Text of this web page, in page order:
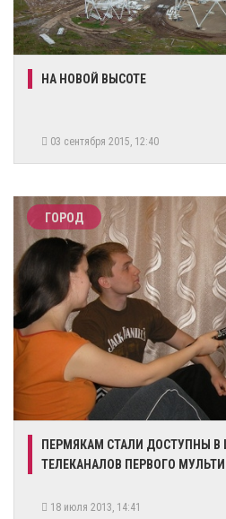
НА НОВОЙ ВЫСОТЕ
03 сентября 2015, 12:40
ГОРОД
ПЕРМЯКАМ СТАЛИ ДОСТУПНЫ
ТЕЛЕКАНАЛОВ ПЕРВОГО
18 июля 2013, 14:41